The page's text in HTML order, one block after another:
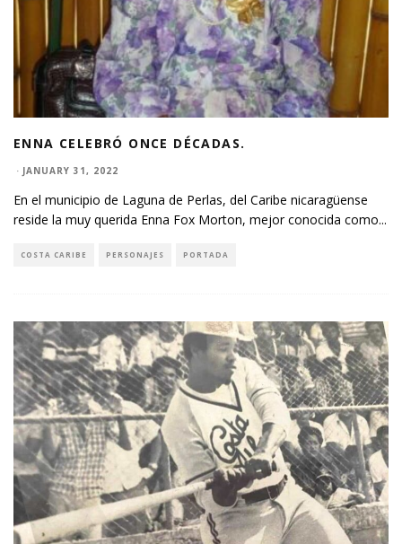
ENNA CELEBRÓ ONCE DÉCADAS.
· JANUARY 31, 2022
En el municipio de Laguna de Perlas, del Caribe nicaragüense
reside la muy querida Enna Fox Morton, mejor conocida como...
COSTA CARIBE PERSONAJES PORTADA